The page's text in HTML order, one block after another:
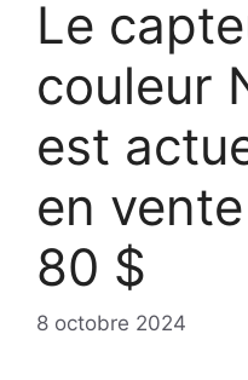
Le
couleur
est
en
80 $
8 octobre 2024